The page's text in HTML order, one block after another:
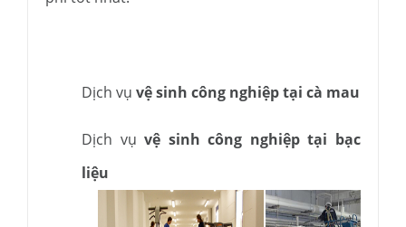
Dịch vụ vệ sinh công nghiệp tại cà mau
Dịch vụvệ sinh công nghiệp tại bạc
liệu